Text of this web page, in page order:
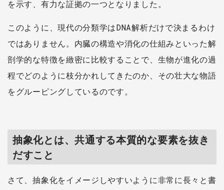
を示す、有力な証拠の一つとなりました。
このように、現代の分類学はDNA解析だけで決まるわけ
ではありません。内臓の構造や消化の仕組みといった解
剖学的な特徴を緻密に比較することで、生物が進化の過
程でどのように枝分かれしてきたのか、その壮大な物語
をグルーピングしているのです。
抽象化とは、共通する本質的な要素を抜き
だすこと
さて、抽象化をイメージしやすいように非常に長々と書